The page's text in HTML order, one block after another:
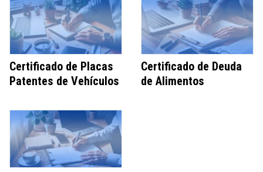
Certificado de Placas
Patentes de Vehículos
Certificado de Deuda
de Alimentos